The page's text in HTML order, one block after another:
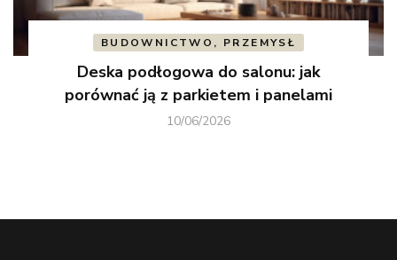
BUDOWNICTWO, PRZEMYSŁ
Deska podłogowa do salonu: jak
porównać ją z parkietem i panelami
10/06/2026